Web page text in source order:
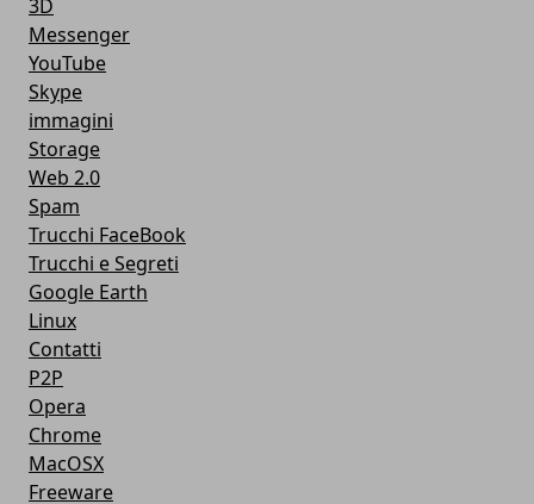
3D
Messenger
YouTube
Skype
immagini
Storage
Web 2.0
Spam
Trucchi FaceBook
Trucchi e Segreti
Google Earth
Linux
Contatti
P2P
Opera
Chrome
MacOSX
Freeware